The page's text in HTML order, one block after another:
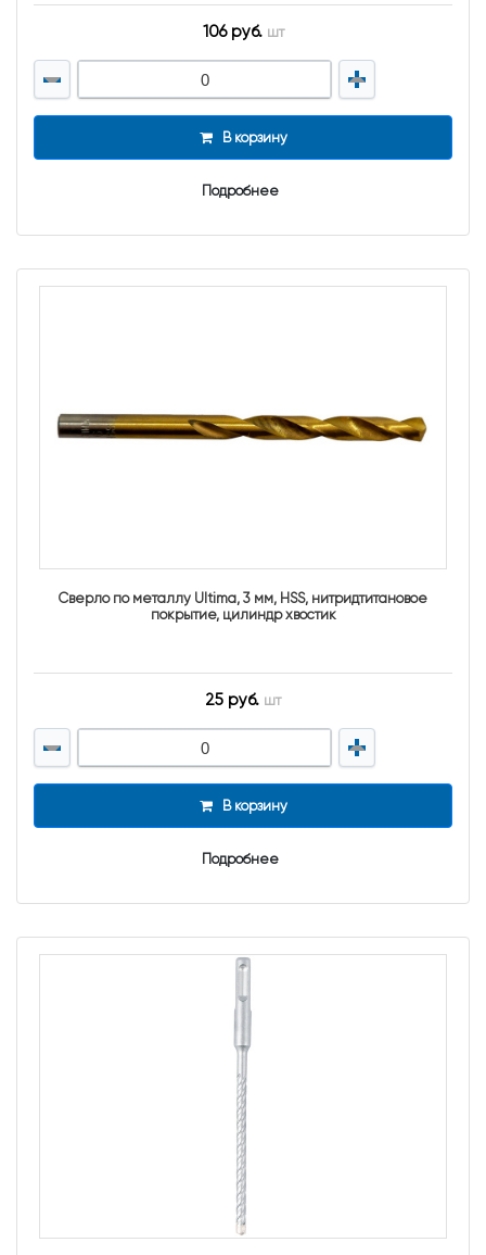
106 руб. шт
В корзину
Подробнее
Сверло по металлу Ultima, 3 мм, HSS, нитридтитановое
покрытие, цилиндр хвостик
25 руб. шт
В корзину
Подробнее